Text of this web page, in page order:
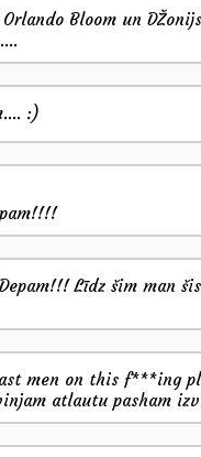
Bloom un
:)
Līdz šim man
men on this f***ing
atlautu pasham